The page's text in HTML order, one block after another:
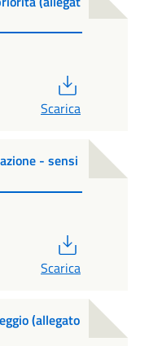
Scarica
- sensi
Scarica
(allegato